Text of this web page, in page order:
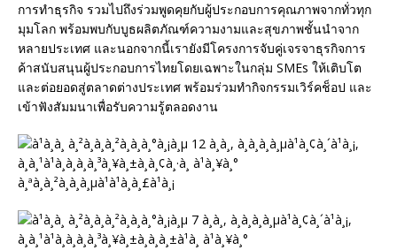
การทำธุรกิจ รวมไปถึงร่วมพูดคุยกับผู้ประกอบการคุณภาพจากทั่วทุก
มุมโลก พร้อมพบกับบูธผลิตภัณฑ์ความงามและสุขภาพชั้นนำจาก
หลายประเทศ และนอกจากนี้เรายังมีโครงการจับคู่เจรจาธุรกิจการ
ค้าสนับสนุนผู้ประกอบการไทยโดยเฉพาะในกลุ่ม SMEs ให้เติบโต
และต่อยอดสู่ตลาดต่างประเทศ พร้อมร่วมทำกิจกรรมเวิร์คช็อป และ
เข้าฟังสัมมนาเพื่อรับความรู้ตลอดงาน